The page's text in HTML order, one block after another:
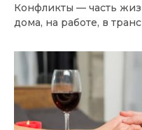
Конфликты — часть
дома, на работе, в